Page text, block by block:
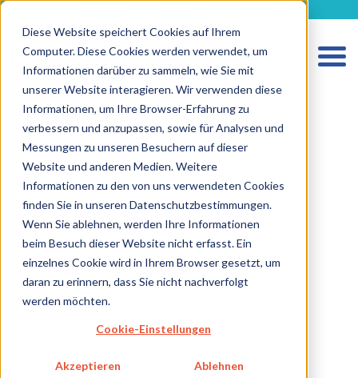
Diese Website speichert Cookies auf Ihrem
Computer. Diese Cookies werden verwendet, um
Informationen darüber zu sammeln, wie Sie mit
unserer Website interagieren. Wir verwenden diese
Informationen, um Ihre Browser-Erfahrung zu
verbessern und anzupassen, sowie für Analysen und
Messungen zu unseren Besuchern auf dieser
Website und anderen Medien. Weitere
Informationen zu den von uns verwendeten Cookies
finden Sie in unseren Datenschutzbestimmungen.
Wenn Sie ablehnen, werden Ihre Informationen
beim Besuch dieser Website nicht erfasst. Ein
einzelnes Cookie wird in Ihrem Browser gesetzt, um
daran zu erinnern, dass Sie nicht nachverfolgt
werden möchten.
Cookie-Einstellungen
Akzeptieren Ablehnen
HOME
LEISTUNGEN MEDIZINPRODUKTE
LEISTUNGEN IVD
ZUKUNFTSSTARKE LÖSUNGEN
ÜBER UNS
KARRIERE
DATENSCHUTZ